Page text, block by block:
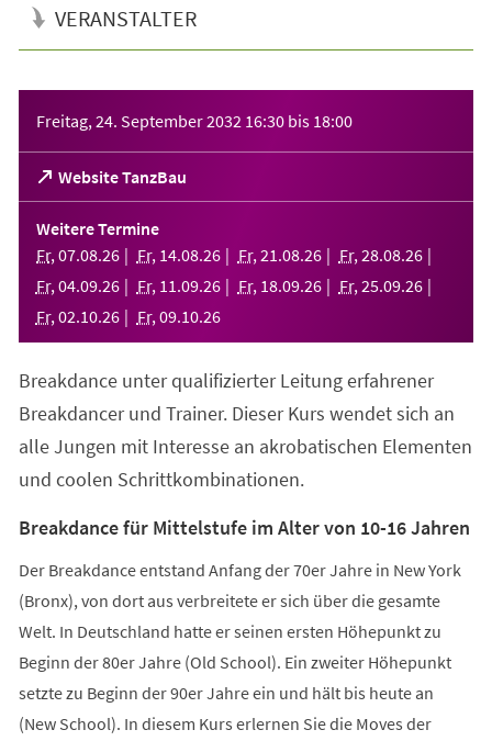
VERANSTALTER
Freitag, 24. September 2032 16:30 bis 18:00
Website TanzBau
(Öffnet
in
einem
neuen
Tab)
Weitere Termine
Fr, 07.08.26 Fr, 14.08.26 Fr, 21 .08.26 Fr, 28.08.26
Fr, 04.09.26 Fr, 11 .09.26 Fr, 18.09.26 Fr, 25.09.26
Fr, 02.10.26 Fr, 09.10.26
Breakdance unter qualifizierter Leitung erfahrener
Breakdancer und Trainer. Dieser Kurs wendet sich an
alle Jungen mit Interesse an akrobatischen Elementen
und coolen Schrittkombinationen.
Breakdance für Mittelstufe im Alter von 10-16 Jahren
Der Breakdance entstand Anfang der 70er Jahre in New York
(Bronx), von dort aus verbreitete er sich über die gesamte
Welt. In Deutschland hatte er seinen ersten Höhepunkt zu
Beginn der 80er Jahre (Old School). Ein zweiter Höhepunkt
setzte zu Beginn der 90er Jahre ein und hält bis heute an
(New School). In diesem Kurs erlernen Sie die Moves der